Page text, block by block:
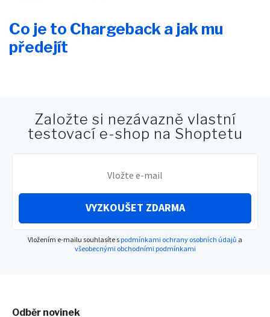
Co je to Chargeback a jak mu
předejít
Založte si nezávazně vlastní
testovací e-shop na Shoptetu
VYZKOUŠET ZDARMA
Vložením e-mailu souhlasíte spodmínkami ochrany osobních údajů a
všeobecnými obchodními podmínkami
Odběr novinek